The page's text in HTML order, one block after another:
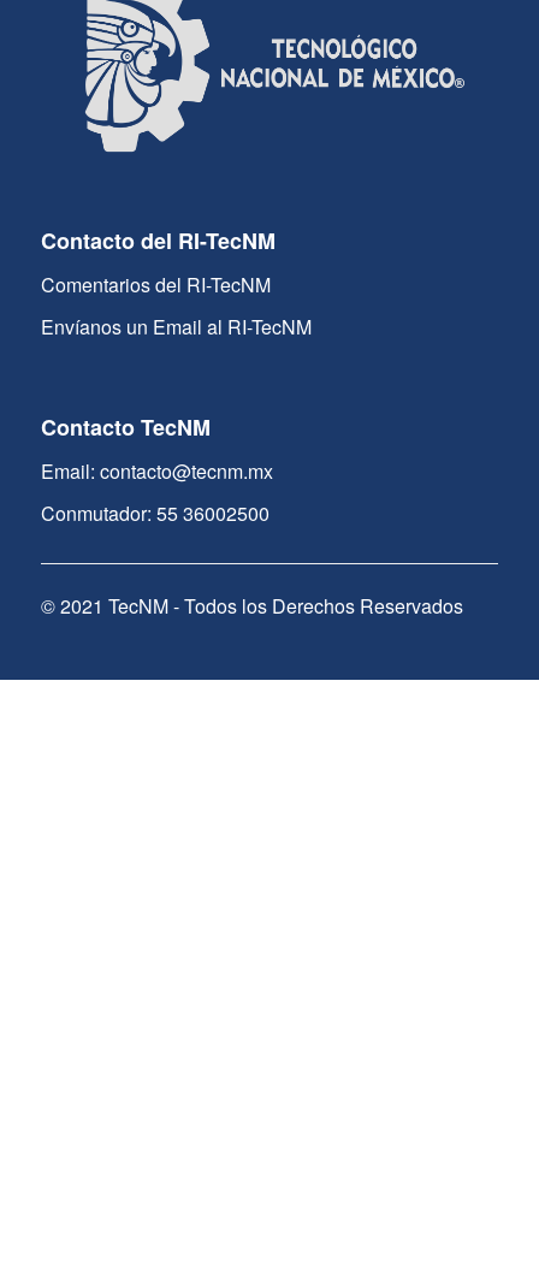
Contacto del RI-TecNM
Comentarios del RI-TecNM
Envíanos un Email al RI-TecNM
Contacto TecNM
Email: contacto@tecnm.mx
Conmutador: 55 36002500
© 2021 TecNM - Todos los Derechos Reservados